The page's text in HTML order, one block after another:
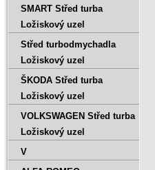
SMART Střed turba
Ložiskový uzel
Střed turbodmychadla
Ložiskový uzel
ŠKODA Střed turba
Ložiskový uzel
VOLKSWAGEN Střed turba
Ložiskový uzel
V